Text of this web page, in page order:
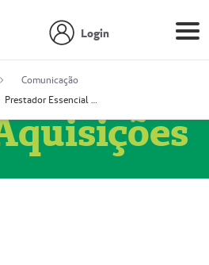
Login
Comunicação
Prestador Essencial Gestão em Saúde Ereli (51004354-7)